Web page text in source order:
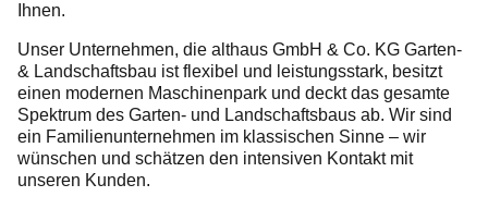
Ihnen.
Unser Unternehmen, die althaus GmbH & Co. KG Garten-
& Landschaftsbau ist flexibel und leistungsstark, besitzt
einen modernen Maschinenpark und deckt das gesamte
Spektrum des Garten- und Landschaftsbaus ab. Wir sind
ein Familienunternehmen im klassischen Sinne – wir
wünschen und schätzen den intensiven Kontakt mit
unseren Kunden.